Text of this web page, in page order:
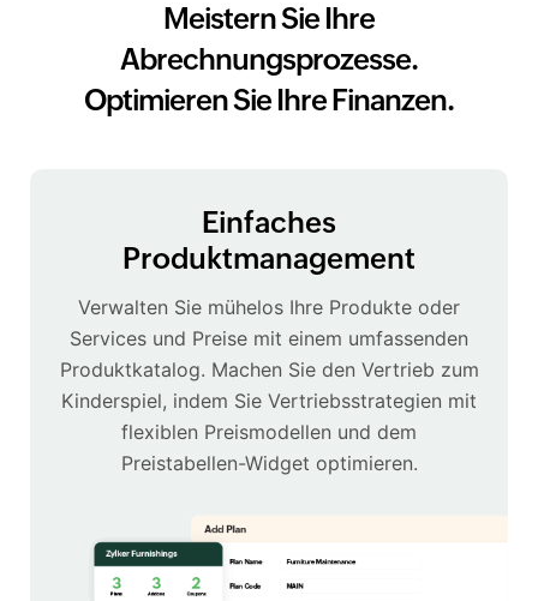
Meistern Sie Ihre
Abrechnungsprozesse.
Optimieren Sie Ihre Finanzen.
Einfaches
Produktmanagement
Verwalten Sie mühelos Ihre Produkte oder
Services und Preise mit einem umfassenden
Produktkatalog. Machen Sie den Vertrieb zum
Kinderspiel, indem Sie Vertriebsstrategien mit
flexiblen Preismodellen und dem
Preistabellen-Widget optimieren.